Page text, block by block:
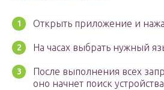
Открыть приложение и
На часах выбрать нужный
После выполнения всех
оно начнет поиск